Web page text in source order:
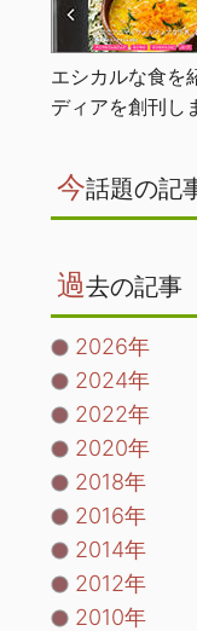
エシカルな食を
ディアを創刊し
今話題の記
過去の記事
2026年
2024年
2022年
2020年
2018年
2016年
2014年
2012年
2010年